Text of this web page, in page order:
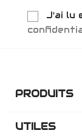
J'ai lu
PRODUITS
UTILES